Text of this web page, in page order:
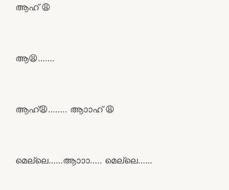
ആഹ്‌ 😩
ആ😫…….
ആഹ്‌😩…….. ആാാഹ് 😩
മെല്ലെ……ആാാാ….. മെല്ലെ……